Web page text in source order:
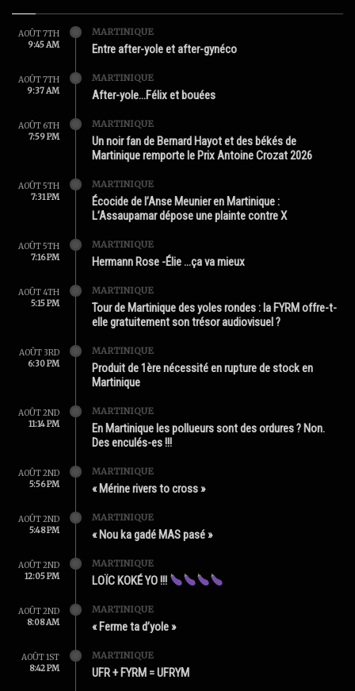
AOÛT 7TH
9:45 AM
MARTINIQUE
Entre after-yole et after-gynéco
AOÛT 7TH
9:37 AM
MARTINIQUE
After-yole…Félix et bouées
AOÛT 6TH
7:59 PM
MARTINIQUE
Un noir fan de Bernard Hayot et des békés de
Martinique remporte le Prix Antoine Crozat 2026
AOÛT 5TH
7:31 PM
MARTINIQUE
Écocide de l’Anse Meunier en Martinique :
L’Assaupamar dépose une plainte contre X
AOÛT 5TH
7:16 PM
MARTINIQUE
Hermann Rose -Élie …ça va mieux
AOÛT 4TH
5:15 PM
MARTINIQUE
Tour de Martinique des yoles rondes : la FYRM offre-t-
elle gratuitement son trésor audiovisuel ?
AOÛT 3RD
6:30 PM
MARTINIQUE
Produit de 1ère nécessité en rupture de stock en
Martinique
AOÛT 2ND
11:14 PM
MARTINIQUE
En Martinique les pollueurs sont des ordures ? Non.
Des enculés-es !!!
AOÛT 2ND
5:56 PM
MARTINIQUE
« Mérine rivers to cross »
AOÛT 2ND
5:48 PM
MARTINIQUE
« Nou ka gadé MAS pasé »
AOÛT 2ND
12:05 PM
MARTINIQUE
LOÏC KOKÉ YO !!!
AOÛT 2ND
8:08 AM
MARTINIQUE
« Ferme ta d’yole »
AOÛT 1ST
8:42 PM
MARTINIQUE
UFR + FYRM = UFRYM